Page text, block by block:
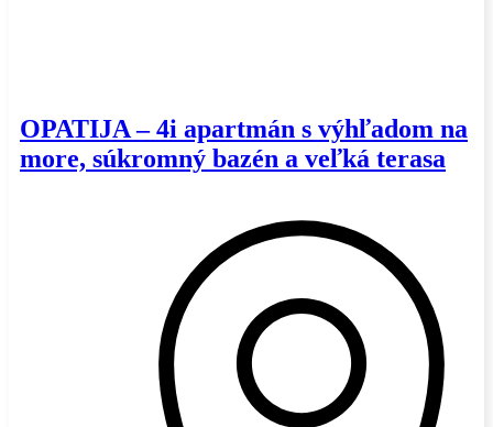
OPATIJA – 4i apartmán s výhľadom na
more, súkromný bazén a veľká terasa